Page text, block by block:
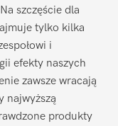
szczęście dla
tylko kilka
i
efekty naszych
zawsze wracają
najwyższą
produkty